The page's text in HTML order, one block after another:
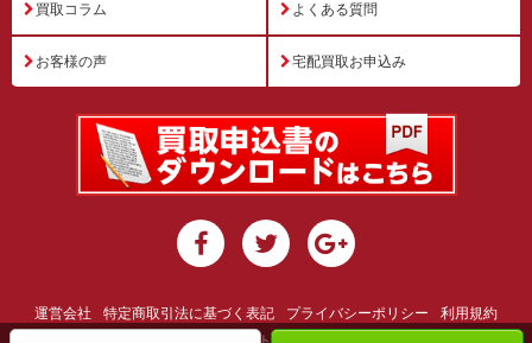
買取コラム よくある質問
お客様の声 宅配買取お申込み
運営会社 特定商取引法に基づく表記 プライバシーポリシー
利用規約